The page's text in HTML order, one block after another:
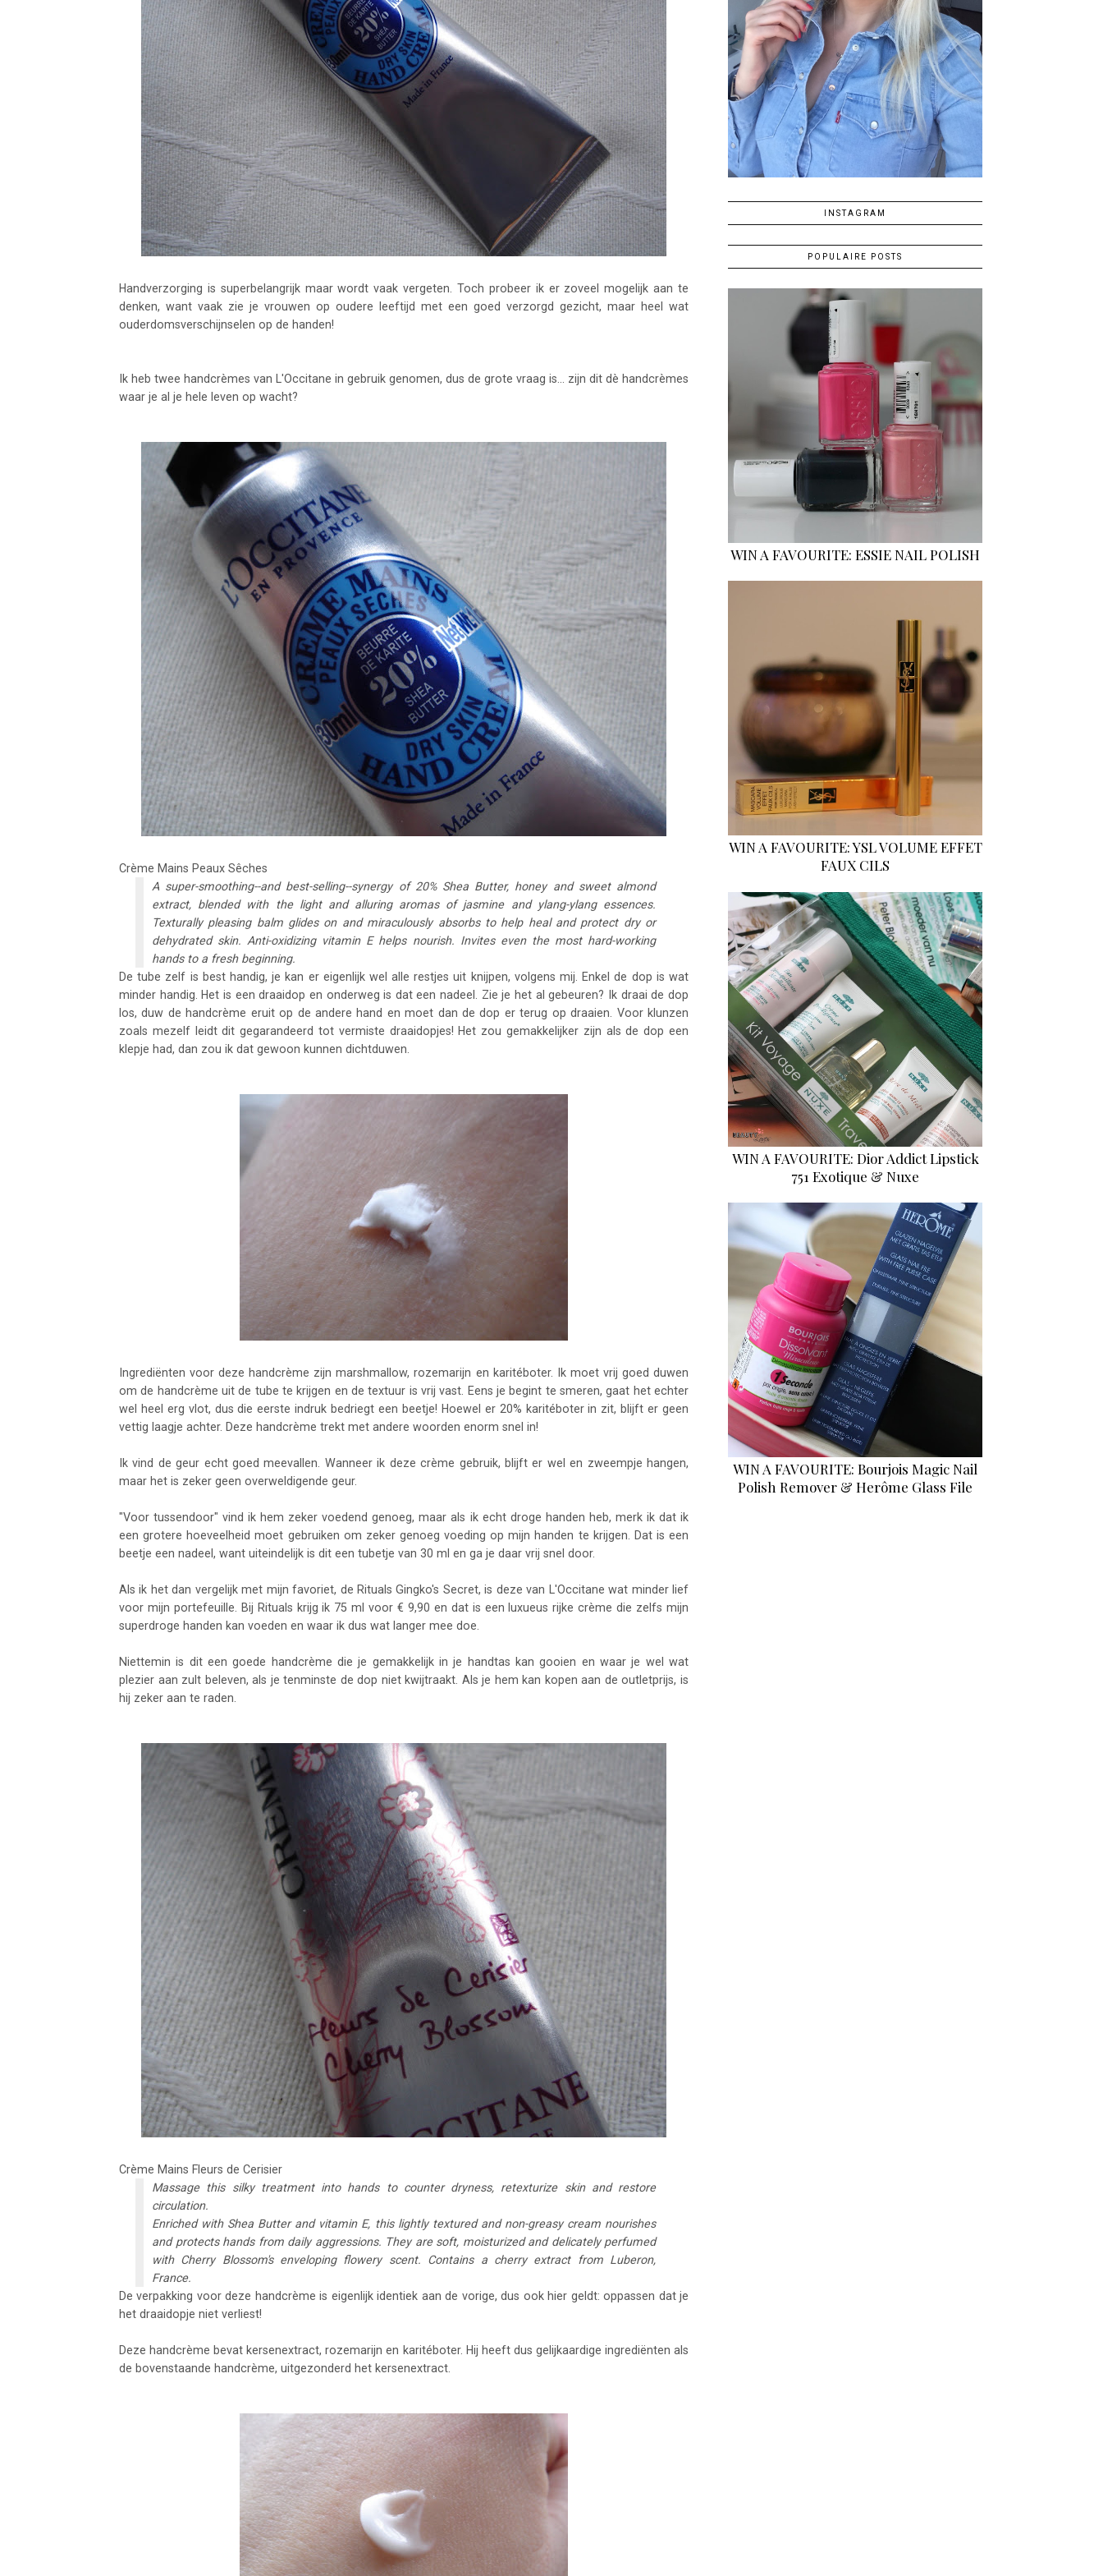
Handverzorging is superbelangrijk maar wordt vaak vergeten. Toch probeer ik er zoveel mogelijk aan te
denken, want vaak zie je vrouwen op oudere leeftijd met een goed verzorgd gezicht, maar heel wat
ouderdomsverschijnselen op de handen!
Ik heb twee handcrèmes van L'Occitane in gebruik genomen, dus de grote vraag is... zijn dit dè handcrèmes
waar je al je hele leven op wacht?
Crème Mains Peaux Sêches
A super-smoothing--and best-selling--synergy of 20% Shea Butter, honey and sweet almond
extract, blended with the light and alluring aromas of jasmine and ylang-ylang essences.
Texturally pleasing balm glides on and miraculously absorbs to help heal and protect dry or
dehydrated skin. Anti-oxidizing vitamin E helps nourish. Invites even the most hard-working
hands to a fresh beginning.
De tube zelf is best handig, je kan er eigenlijk wel alle restjes uit knijpen, volgens mij. Enkel de dop is wat
minder handig. Het is een draaidop en onderweg is dat een nadeel. Zie je het al gebeuren? Ik draai de dop
los, duw de handcrème eruit op de andere hand en moet dan de dop er terug op draaien. Voor klunzen
zoals mezelf leidt dit gegarandeerd tot vermiste draaidopjes! Het zou gemakkelijker zijn als de dop een
klepje had, dan zou ik dat gewoon kunnen dichtduwen.
Ingrediënten voor deze handcrème zijn marshmallow, rozemarijn en karitéboter. Ik moet vrij goed duwen
om de handcrème uit de tube te krijgen en de textuur is vrij vast. Eens je begint te smeren, gaat het echter
wel heel erg vlot, dus die eerste indruk bedriegt een beetje! Hoewel er 20% karitéboter in zit, blijft er geen
vettig laagje achter. Deze handcrème trekt met andere woorden enorm snel in!
Ik vind de geur echt goed meevallen. Wanneer ik deze crème gebruik, blijft er wel en zweempje hangen,
maar het is zeker geen overweldigende geur.
"Voor tussendoor" vind ik hem zeker voedend genoeg, maar als ik echt droge handen heb, merk ik dat ik
een grotere hoeveelheid moet gebruiken om zeker genoeg voeding op mijn handen te krijgen. Dat is een
beetje een nadeel, want uiteindelijk is dit een tubetje van 30 ml en ga je daar vrij snel door.
Als ik het dan vergelijk met mijn favoriet, de Rituals Gingko's Secret, is deze van L'Occitane wat minder lief
voor mijn portefeuille. Bij Rituals krijg ik 75 ml voor € 9,90 en dat is een luxueus rijke crème die zelfs mijn
superdroge handen kan voeden en waar ik dus wat langer mee doe.
Niettemin is dit een goede handcrème die je gemakkelijk in je handtas kan gooien en waar je wel wat
plezier aan zult beleven, als je tenminste de dop niet kwijtraakt. Als je hem kan kopen aan de outletprijs, is
hij zeker aan te raden.
Crème Mains Fleurs de Cerisier
Massage this silky treatment into hands to counter dryness, retexturize skin and restore
circulation.
Enriched with Shea Butter and vitamin E, this lightly textured and non-greasy cream nourishes
and protects hands from daily aggressions. They are soft, moisturized and delicately perfumed
with Cherry Blossom's enveloping flowery scent. Contains a cherry extract from Luberon,
France.
De verpakking voor deze handcrème is eigenlijk identiek aan de vorige, dus ook hier geldt: oppassen dat je
het draaidopje niet verliest!
Deze handcrème bevat kersenextract, rozemarijn en karitéboter. Hij heeft dus gelijkaardige ingrediënten als
de bovenstaande handcrème, uitgezonderd het kersenextract.
INSTAGRAM
POPULAIRE POSTS
WIN A FAVOURITE: ESSIE NAIL POLISH
WIN A FAVOURITE: YSL VOLUME EFFET
FAUX CILS
WIN A FAVOURITE: Dior Addict Lipstick
751 Exotique & Nuxe
WIN A FAVOURITE: Bourjois Magic Nail
Polish Remover & Herôme Glass File